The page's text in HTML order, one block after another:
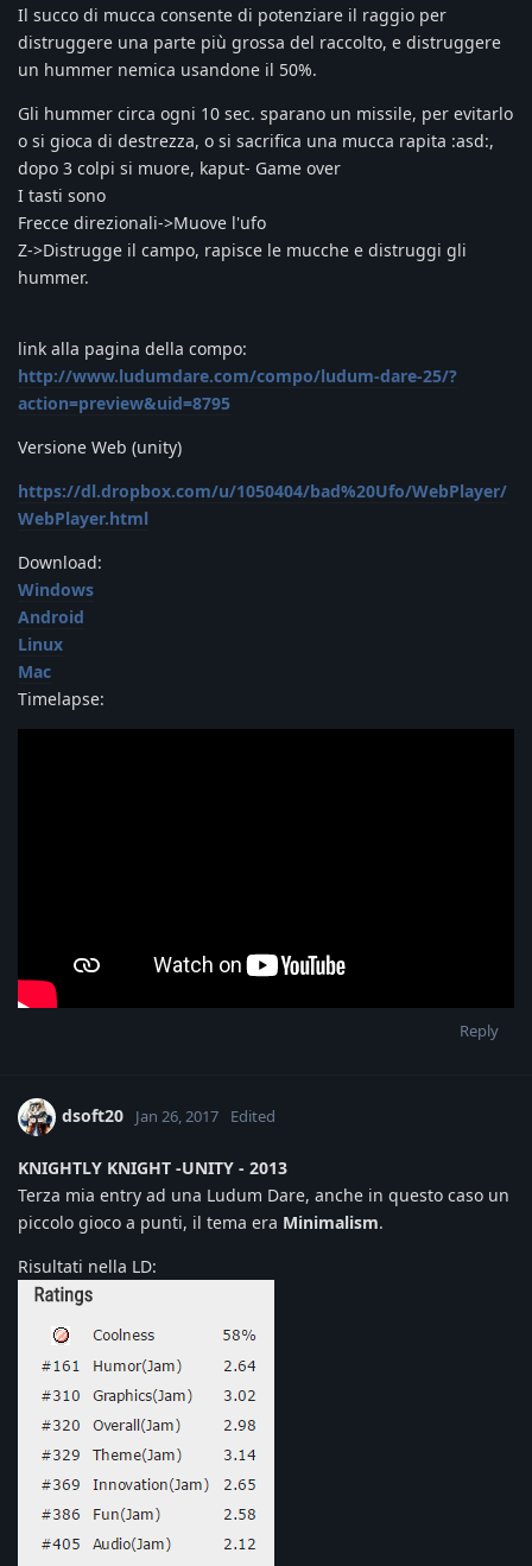
Il succo di mucca consente di potenziare il raggio per
distruggere una parte più grossa del raccolto, e distruggere
un hummer nemica usandone il 50%.
Gli hummer circa ogni 10 sec. sparano un missile, per evitarlo
o si gioca di destrezza, o si sacrifica una mucca rapita :asd:,
dopo 3 colpi si muore, kaput- Game over
I tasti sono
Frecce direzionali->Muove l'ufo
Z->Distrugge il campo, rapisce le mucche e distruggi gli
hummer.
link alla pagina della compo:
http://www.ludumdare.com/compo/ludum-dare-25/?
action=preview&uid=8795
Versione Web (unity)
https://dl.dropbox.com/u/1050404/bad%20Ufo/WebPlayer/
WebPlayer.html
Download:
Windows
Android
Linux
Mac
Timelapse:
Reply
dsoft20 Jan 26, 2017 Edited
KNIGHTLY KNIGHT -UNITY - 2013
Terza mia entry ad una Ludum Dare, anche in questo caso un
piccolo gioco a punti, il tema era Minimalism.
Risultati nella LD: